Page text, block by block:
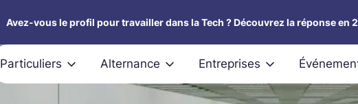
Avez-vous le profil pour travailler dans la Tech ? Découvrez la réponse en
Particuliers Alternance Entreprises